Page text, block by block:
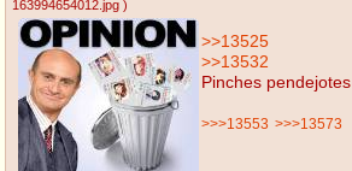
163994654012.jpg )
>>13525
>>13532
Pinches pendejotes
>>>13553 >>>13573